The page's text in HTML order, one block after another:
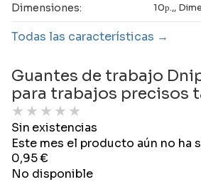
Dimensiones: 10р.,,
Todas las características
Guantes de trabajo
para trabajos precisos
★ ★ ★ ★ ★
Sin existencias
Este mes el producto aún no ha
0,95€
No disponible